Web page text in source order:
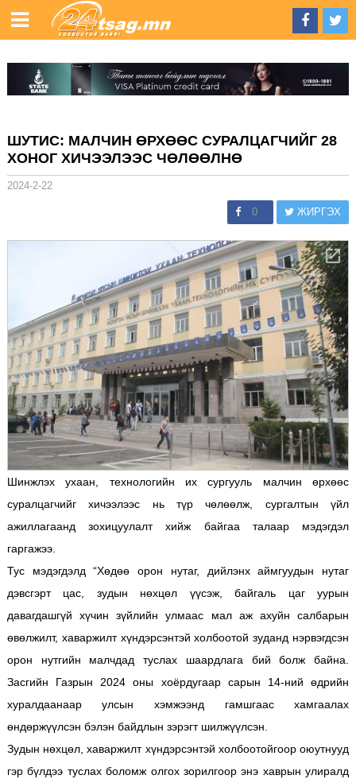
ШУТИС: МАЛЧИН ӨРХӨӨС СУРАЛЦАГЧИЙГ 28
ХОНОГ ХИЧЭЭЛЭЭС ЧӨЛӨӨЛНӨ
2024-2-22
0 ЖИРГЭХ
Шинжлэх ухаан, технологийн их сургууль малчин өрхөөс
суралцагчийг хичээлээс нь түр чөлөөлж, сургалтын үйл
ажиллагаанд зохицуулалт хийж байгаа талаар мэдэгдэл
гаргажээ.
Тус мэдэгдэлд “Хөдөө орон нутаг, дийлэнх аймгуудын нутаг
дэвсгэрт цас, зудын нөхцөл үүсэж, байгаль цаг уурын
давагдашгүй хүчин зүйлийн улмаас мал аж ахуйн салбарын
өвөлжилт, хаваржилт хүндэрсэнтэй холбоотой зуданд нэрвэгдсэн
орон нутгийн малчдад туслах шаардлага бий болж байна.
Засгийн Газрын 2024 оны хоёрдугаар сарын 14-ний өдрийн
хуралдаанаар улсын хэмжээнд гамшгаас хамгаалах
өндөржүүлсэн бэлэн байдлын зэрэгт шилжүүлсэн.
Зудын нөхцөл, хаваржилт хүндэрсэнтэй холбоотойгоор оюутнууд
гэр бүлдээ туслах боломж олгох зорилгоор энэ хаврын улиралд